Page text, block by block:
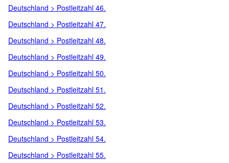
Deutschland > Postleitzahl 46.
Deutschland > Postleitzahl 47.
Deutschland > Postleitzahl 48.
Deutschland > Postleitzahl 49.
Deutschland > Postleitzahl 50.
Deutschland > Postleitzahl 51.
Deutschland > Postleitzahl 52.
Deutschland > Postleitzahl 53.
Deutschland > Postleitzahl 54.
Deutschland > Postleitzahl 55.